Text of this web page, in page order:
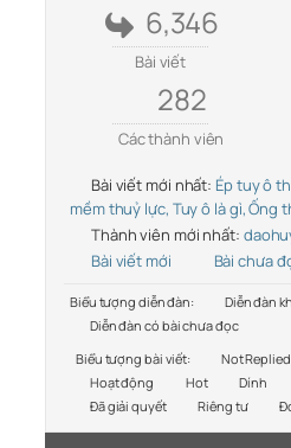
6,346
Bài viết
282
Các thành viên
Bài viết mới nhất: Ép tuy ô
mềm thuỷ lực, Tuy ô là gì, Ống
Thành viên mới nhất:
Bài viết mới
Bài chưa
Biểu tượng diễn đàn:
Diễn đàn
Diễn đàn có bài chưa đọc
Biểu tượng bài viết:
Not Replied
Hoạt động
Hot Dính
Đã giải quyết
Riêng tư